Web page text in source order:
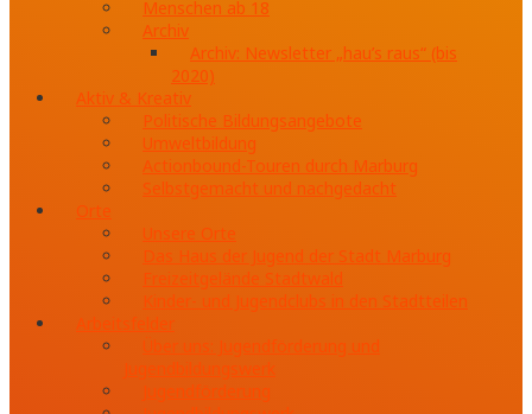
Menschen ab 18
Archiv
Archiv: Newsletter „hau’s raus“ (bis
2020)
Aktiv & Kreativ
Politische Bildungsangebote
Umweltbildung
Actionbound-Touren durch Marburg
Selbstgemacht und nachgedacht
Orte
Unsere Orte
Das Haus der Jugend der Stadt Marburg
Freizeitgelände Stadtwald
Kinder- und Jugendclubs in den Stadtteilen
Arbeitsfelder
Über uns: Jugendförderung und
Jugendbildungswerk
Jugendförderung